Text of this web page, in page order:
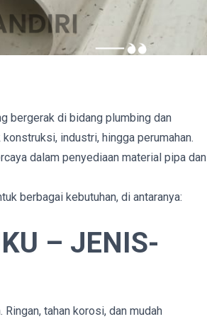
bergerak di bidang plumbing dan
industri, hingga perumahan.
dalam penyediaan material pipa dan
berbagai kebutuhan, di antaranya:
– JENIS-
tahan korosi, dan mudah